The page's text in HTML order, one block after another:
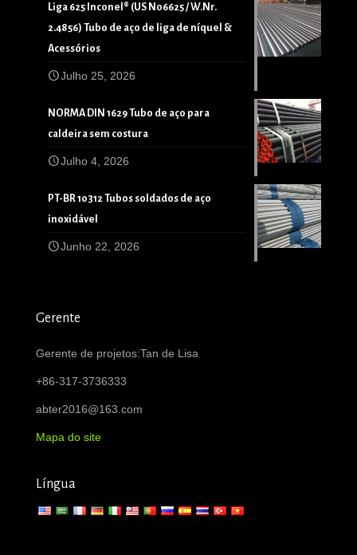
Liga 625 Inconel® (US N06625 / W.Nr.
2.4856) Tubo de aço de liga de níquel &
Acessórios
Julho 25, 2026
NORMA DIN 1629 Tubo de aço para
caldeira sem costura
Julho 4, 2026
PT-BR 10312 Tubos soldados de aço
inoxidável
Junho 22, 2026
Gerente
Gerente de projetos:Tan de Lisa
+86-317-3736333
abter2016@163.com
Mapa do site
Língua